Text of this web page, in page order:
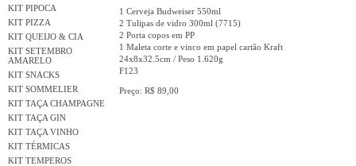
KIT PIPOCA
KIT PIZZA
KIT QUEIJO & CIA
KIT SETEMBRO
AMARELO
KIT SNACKS
KIT SOMMELIER
KIT TAÇA CHAMPAGNE
KIT TAÇA GIN
KIT TAÇA VINHO
KIT TÉRMICAS
KIT TEMPEROS
1 Cerveja Budweiser 550ml
2 Tulipas de vidro 300ml (7715)
2 Porta copos em PP
1 Maleta corte e vinco em papel cartão Kraft
24x8x32.5cm / Peso 1.620g
F123
Preço: R$ 89,00